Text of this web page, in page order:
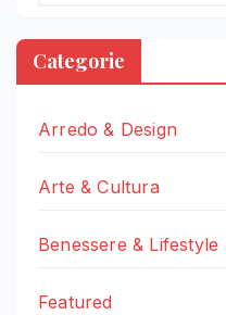
Categorie
Arredo & Design
Arte & Cultura
Benessere & Lifestyle
Featured